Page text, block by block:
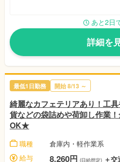
あと2日
詳細を
最低1日勤務 開始 8/13 ～
綺麗なカフェテリアあり！工
貨などの袋詰めや荷卸し作業
OK★
職種
倉庫内・軽作業系
給与
8,260円 (日給想定) ＋交